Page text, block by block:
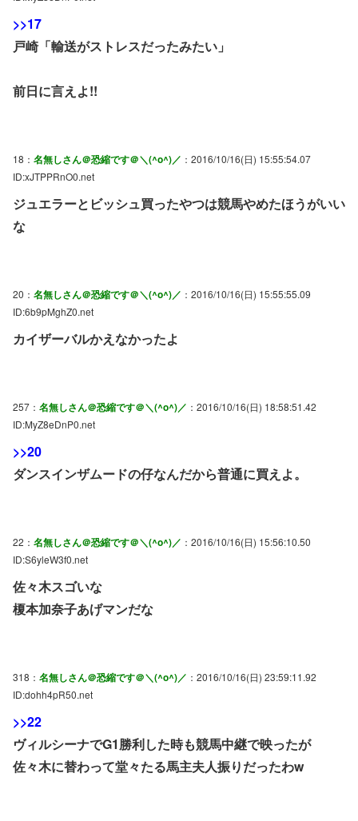
>>17
戸崎「輸送がストレスだったみたい」
前日に言えよ!!
18： 名無しさん＠恐縮です＠＼(^o^)／ ：2016/10/16(日) 15:55:54.07
ID:xJTPPRnO0.net
ジュエラーとビッシュ買ったやつは競馬やめたほうがいい
な
20： 名無しさん＠恐縮です＠＼(^o^)／ ：2016/10/16(日) 15:55:55.09
ID:6b9pMghZ0.net
カイザーバルかえなかったよ
257： 名無しさん＠恐縮です＠＼(^o^)／ ：2016/10/16(日) 18:58:51.42
ID:MyZ8eDnP0.net
>>20
ダンスインザムードの仔なんだから普通に買えよ。
22： 名無しさん＠恐縮です＠＼(^o^)／ ：2016/10/16(日) 15:56:10.50
ID:S6yleW3f0.net
佐々木スゴいな
榎本加奈子あげマンだな
318： 名無しさん＠恐縮です＠＼(^o^)／ ：2016/10/16(日) 23:59:11.92
ID:dohh4pR50.net
>>22
ヴィルシーナでG1勝利した時も競馬中継で映ったが
佐々木に替わって堂々たる馬主夫人振りだったわw